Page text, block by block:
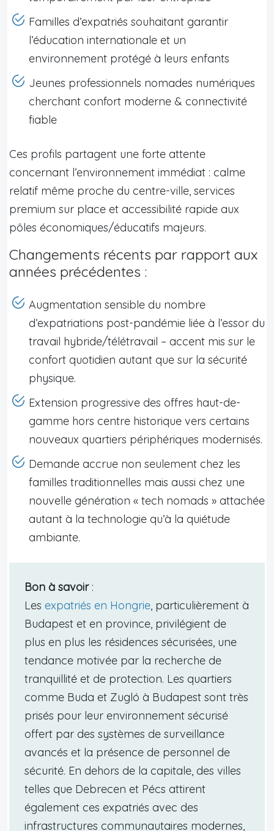
Familles d’expatriés souhaitant garantir
l’éducation internationale et un
environnement protégé à leurs enfants
Jeunes professionnels nomades numériques
cherchant confort moderne & connectivité
fiable
Ces profils partagent une forte attente
concernant l’environnement immédiat : calme
relatif même proche du centre-ville, services
premium sur place et accessibilité rapide aux
pôles économiques/éducatifs majeurs.
Changements récents par rapport aux
années précédentes :
Augmentation sensible du nombre
d’expatriations post-pandémie liée à l’essor du
travail hybride/télétravail – accent mis sur le
confort quotidien autant que sur la sécurité
physique.
Extension progressive des offres haut-de-
gamme hors centre historique vers certains
nouveaux quartiers périphériques modernisés.
Demande accrue non seulement chez les
familles traditionnelles mais aussi chez une
nouvelle génération « tech nomads » attachée
autant à la technologie qu’à la quiétude
ambiante.
Bon à savoir:
Les expatriés en Hongrie, particulièrement à
Budapest et en province, privilégient de
plus en plus les résidences sécurisées, une
tendance motivée par la recherche de
tranquillité et de protection. Les quartiers
comme Buda et Zugló à Budapest sont très
prisés pour leur environnement sécurisé
offert par des systèmes de surveillance
avancés et la présence de personnel de
sécurité. En dehors de la capitale, des villes
telles que Debrecen et Pécs attirent
également ces expatriés avec des
infrastructures communautaires modernes,